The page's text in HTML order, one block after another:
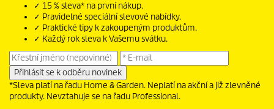
✓ 15 % sleva* na první nákup.
✓ Pravidelné speciální slevové nabídky.
✓ Praktické tipy k zakoupeným produktům.
✓ Každý rok sleva k Vašemu svátku.
*Sleva platí na řadu Home & Garden. Neplatí na akční a již zlevněné
produkty. Nevztahuje se na řadu Professional.